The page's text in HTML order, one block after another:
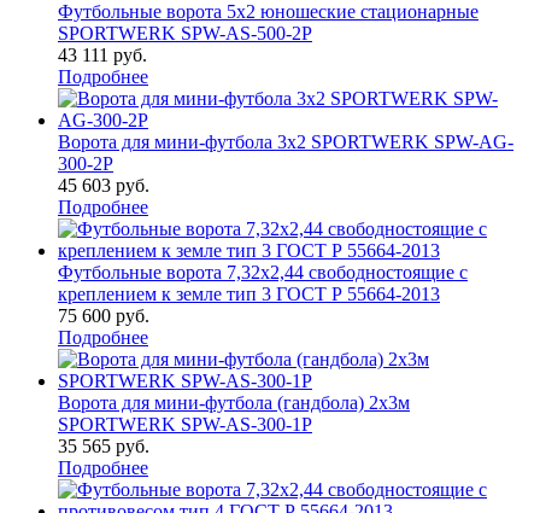
Футбольные ворота 5х2 юношеские стационарные
SPORTWERK SPW-AS-500-2P
43 111 руб.
Подробнее
Ворота для мини-футбола 3х2 SPORTWERK SPW-AG-
300-2P
45 603 руб.
Подробнее
Футбольные ворота 7,32х2,44 свободностоящие с
креплением к земле тип 3 ГОСТ Р 55664-2013
75 600 руб.
Подробнее
Ворота для мини-футбола (гандбола) 2х3м
SPORTWERK SPW-AS-300-1P
35 565 руб.
Подробнее